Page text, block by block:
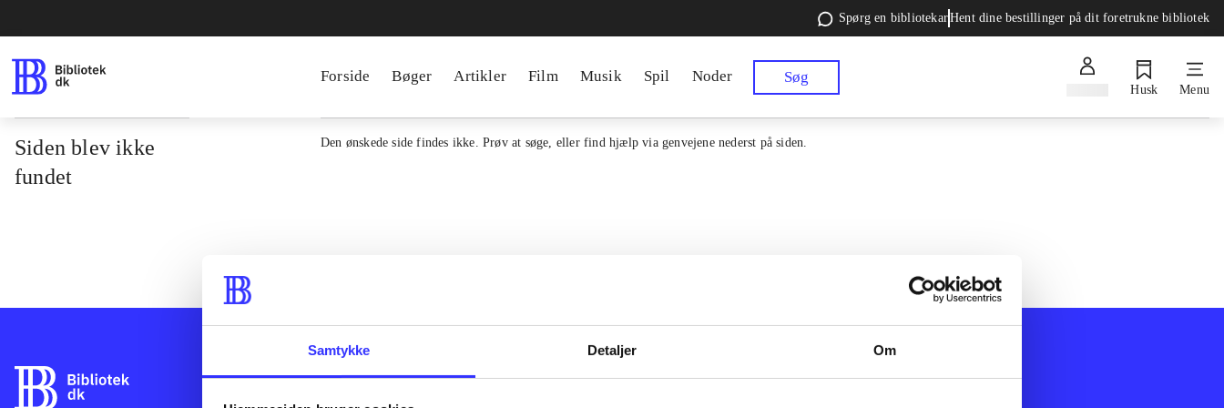
Samtykke Detaljer Om
Spørg en bibliotekarHent dine bestillinger på dit foretrukne bibliotek
Forside Bøger Artikler Film Musik Spil Noder Søg
Husk Menu
Siden blev ikke
fundet
Den ønskede side findes ikke. Prøv at søge, eller find hjælp via genvejene nederst på siden.
Bibliotek.dk er en samlet indgang til alle danske
Kontakt os Afdelinger